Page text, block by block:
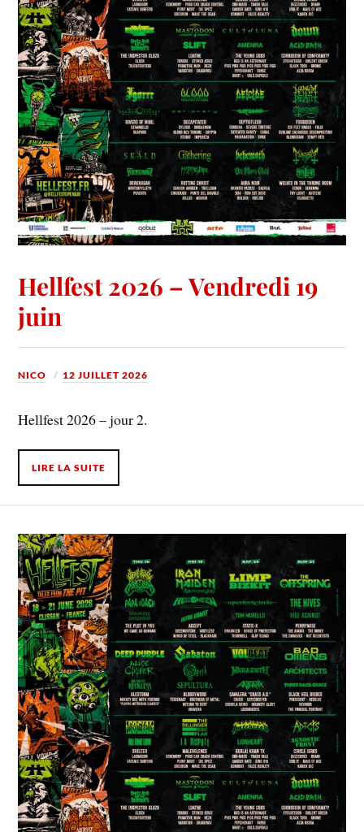
Hellfest 2026 – Vendredi 19
juin
NICO 12 JUILLET 2026
Hellfest 2026 – jour 2.
LIRE LA SUITE